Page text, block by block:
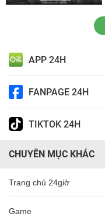
APP 24H
FANPAGE 24H
TIKTOK 24H
CHUYÊN MỤC KHÁC
Trang chủ 24giờ
Game